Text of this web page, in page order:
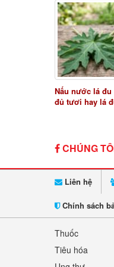
Nấu nước lá
đủ tươi hay lá
CHÚNG
Liên hệ
Chính sách
Thuốc
Tiêu hóa